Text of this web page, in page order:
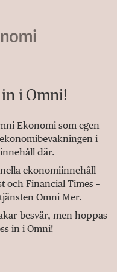
i Omni!
Ekonomi som egen
i
där.
ekonomiinnehåll –
och Financial Times –
Omni Mer.
besvär, men hoppas
in i Omni!